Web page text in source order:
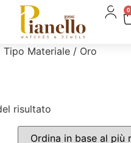
0
Materiale / Oro
risultato